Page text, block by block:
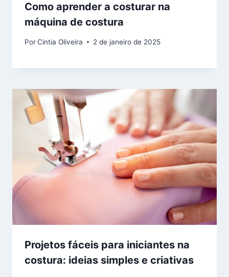
Como aprender a costurar na
máquina de costura
PorCintia Oliveira 2 de janeiro de 2025
Projetos fáceis para iniciantes na
costura: ideias simples e criativas